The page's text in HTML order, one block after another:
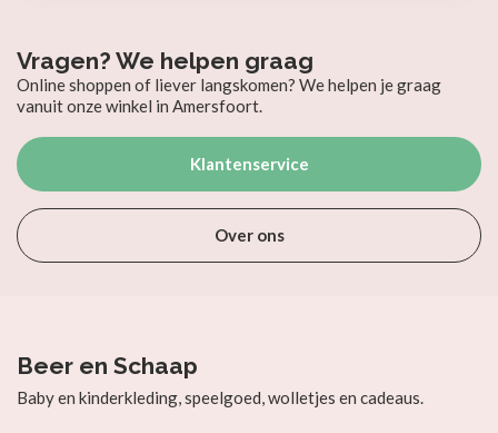
Vragen? We helpen graag
Online shoppen of liever langskomen? We helpen je graag
vanuit onze winkel in Amersfoort.
Klantenservice
Over ons
Beer en Schaap
Baby en kinderkleding, speelgoed, wolletjes en cadeaus.